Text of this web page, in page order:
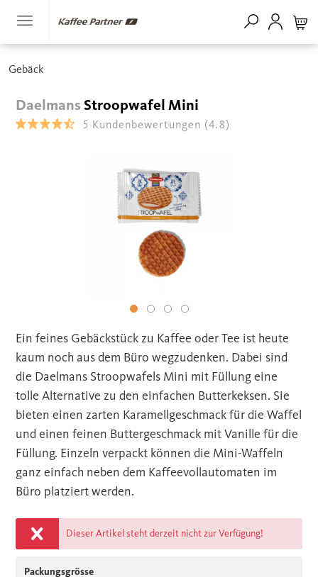
Gebäck
DaelmansStroopwafel Mini
5 Kundenbewertungen (4.8)
Ein feines Gebäckstück zu Kaffee oder Tee ist heute
kaum noch aus dem Büro wegzudenken. Dabei sind
die Daelmans Stroopwafels Mini mit Füllung eine
tolle Alternative zu den einfachen Butterkeksen. Sie
bieten einen zarten Karamellgeschmack für die Waffel
und einen feinen Buttergeschmack mit Vanille für die
Füllung. Einzeln verpackt können die Mini-Waffeln
ganz einfach neben dem Kaffeevollautomaten im
Büro platziert werden.
Dieser Artikel steht derzeit nicht zur Verfügung!
Packungsgrösse